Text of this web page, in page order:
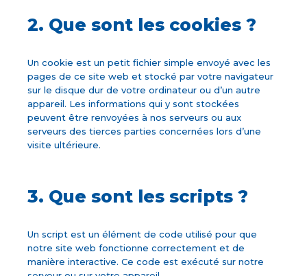
2. Que sont les cookies ?
Un cookie est un petit fichier simple envoyé avec les
pages de ce site web et stocké par votre navigateur
sur le disque dur de votre ordinateur ou d’un autre
appareil. Les informations qui y sont stockées
peuvent être renvoyées à nos serveurs ou aux
serveurs des tierces parties concernées lors d’une
visite ultérieure.
3. Que sont les scripts ?
Un script est un élément de code utilisé pour que
notre site web fonctionne correctement et de
manière interactive. Ce code est exécuté sur notre